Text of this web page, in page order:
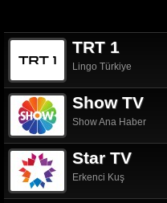
TRT 1
Lingo Türkiye
Show TV
Show Ana Haber
Star TV
Erkenci Kuş